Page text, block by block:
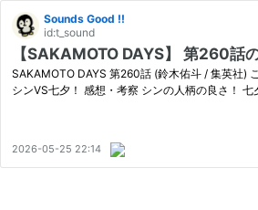
Sounds Good !!
id:t_sound
【SAKAMOTO DAYS】 第260話
SAKAMOTO DAYS 第260話 (鈴木佑斗 / 集英社)
シンVS七夕！ 感想・考察 シンの人柄の良さ！
2026-05-25 22:14